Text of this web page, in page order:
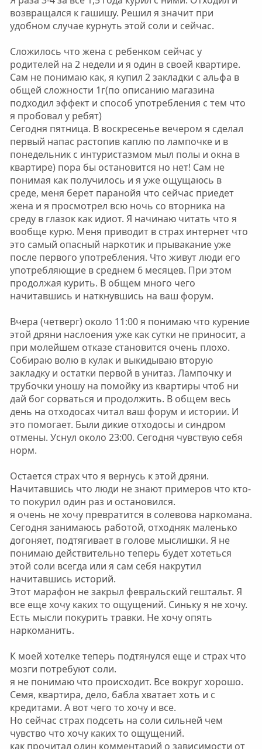
возвращался к гашишу. Решил я значит при
удобном случае курнуть этой соли и сейчас.
Сложилось что жена с ребенком сейчас у
родителей на 2 недели и я один в своей квартире.
Сам не понимаю как, я купил 2 закладки с альфа в
общей сложности 1г(по описанию магазина
подходил эффект и способ употребления с тем что
я пробовал у ребят)
Сегодня пятница. В воскресенье вечером я сделал
первый напас растопив каплю по лампочке и в
понедельник с интуристазмом мыл полы и окна в
квартире) пора бы остановится но нет! Сам не
понимая как получилось и я уже ощущаюсь в
среде, меня берет паранойя что сейчас приедет
жена и я просмотрел всю ночь со вторника на
среду в глазок как идиот. Я начинаю читать что я
вообще курю. Меня приводит в страх интернет что
это самый опасный наркотик и прывакание уже
после первого употребления. Что живут люди его
употребляющие в среднем 6 месяцев. При этом
продолжая курить. В общем много чего
начитавшись и наткнувшись на ваш форум.
Вчера (четверг) около 11:00 я понимаю что курение
этой дряни наслоения уже как сутки не приносит, а
при молейшем отказе становится очень плохо.
Собираю волю в кулак и выкидываю вторую
закладку и остатки первой в унитаз. Лампочку и
трубочки уношу на помойку из квартиры чтоб ни
дай бог сорваться и продолжить. В общем весь
день на отходосах читал ваш форум и истории. И
это помогает. Были дикие отходосы и синдром
отмены. Уснул около 23:00. Сегодня чувствую себя
норм.
Остается страх что я вернусь к этой дряни.
Начитавшись что люди не знают примеров что кто-
то покурил один раз и остановился.
я очень не хочу превратится в солевова наркомана.
Сегодня занимаюсь работой, отходняк маленько
догоняет, подтягивает в голове мыслишки. Я не
понимаю действительно теперь будет хотеться
этой соли всегда или я сам себя накрутил
начитавшись историй.
Этот марафон не закрыл февральский гештальт. Я
все еще хочу каких то ощущений. Синьку я не хочу.
Есть мысли покурить травки. Не хочу опять
наркоманить.
К моей хотелке теперь подтянулся еще и страх что
мозги потребуют соли.
я не понимаю что происходит. Все вокруг хорошо.
Семя, квартира, дело, бабла хватает хоть и с
кредитами. А вот чего то хочу и все.
Но сейчас страх подсеть на соли сильней чем
чувство что хочу каких то ощущений.
как прочитал один комментарий о зависимости от